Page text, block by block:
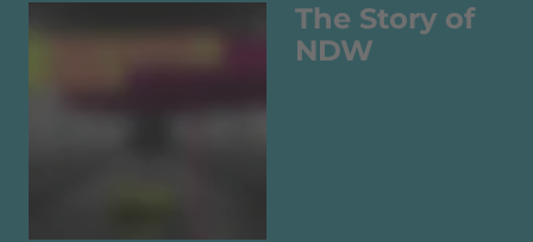
The Story of
NDW